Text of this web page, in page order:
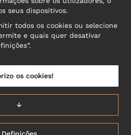
COMERCIAL
5, EE-10117 Tallinn
12356245
PORTUGUÊS
seus dispositivos.
todos os cookies ou selecione
e quais quer desativar
↓
os cookies!